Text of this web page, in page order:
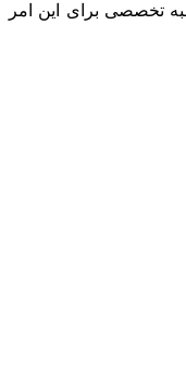
تخصصی برای این امر